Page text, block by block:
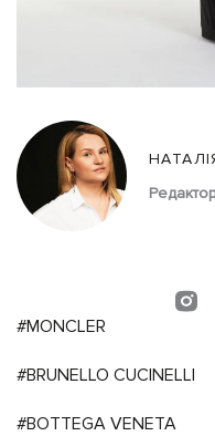
#MONCLER
#BRUNELLO CUCINELLI
#BOTTEGA VENETA